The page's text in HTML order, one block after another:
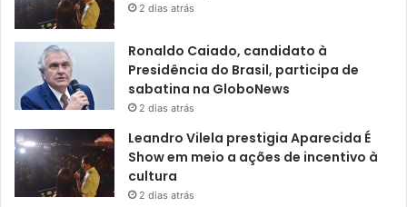
2 dias atrás
Ronaldo Caiado, candidato à
Presidência do Brasil, participa de
sabatina na GloboNews
2 dias atrás
Leandro Vilela prestigia Aparecida É
Show em meio a ações de incentivo à
cultura
2 dias atrás